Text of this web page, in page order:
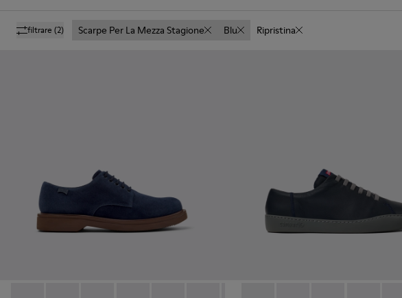
filtrare (2) Scarpe Per La Mezza Stagione Blu Ripristina